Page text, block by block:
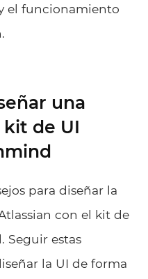
el funcionamiento
una
de UI
para diseñar la
con el kit de
Seguir estas
la UI de forma